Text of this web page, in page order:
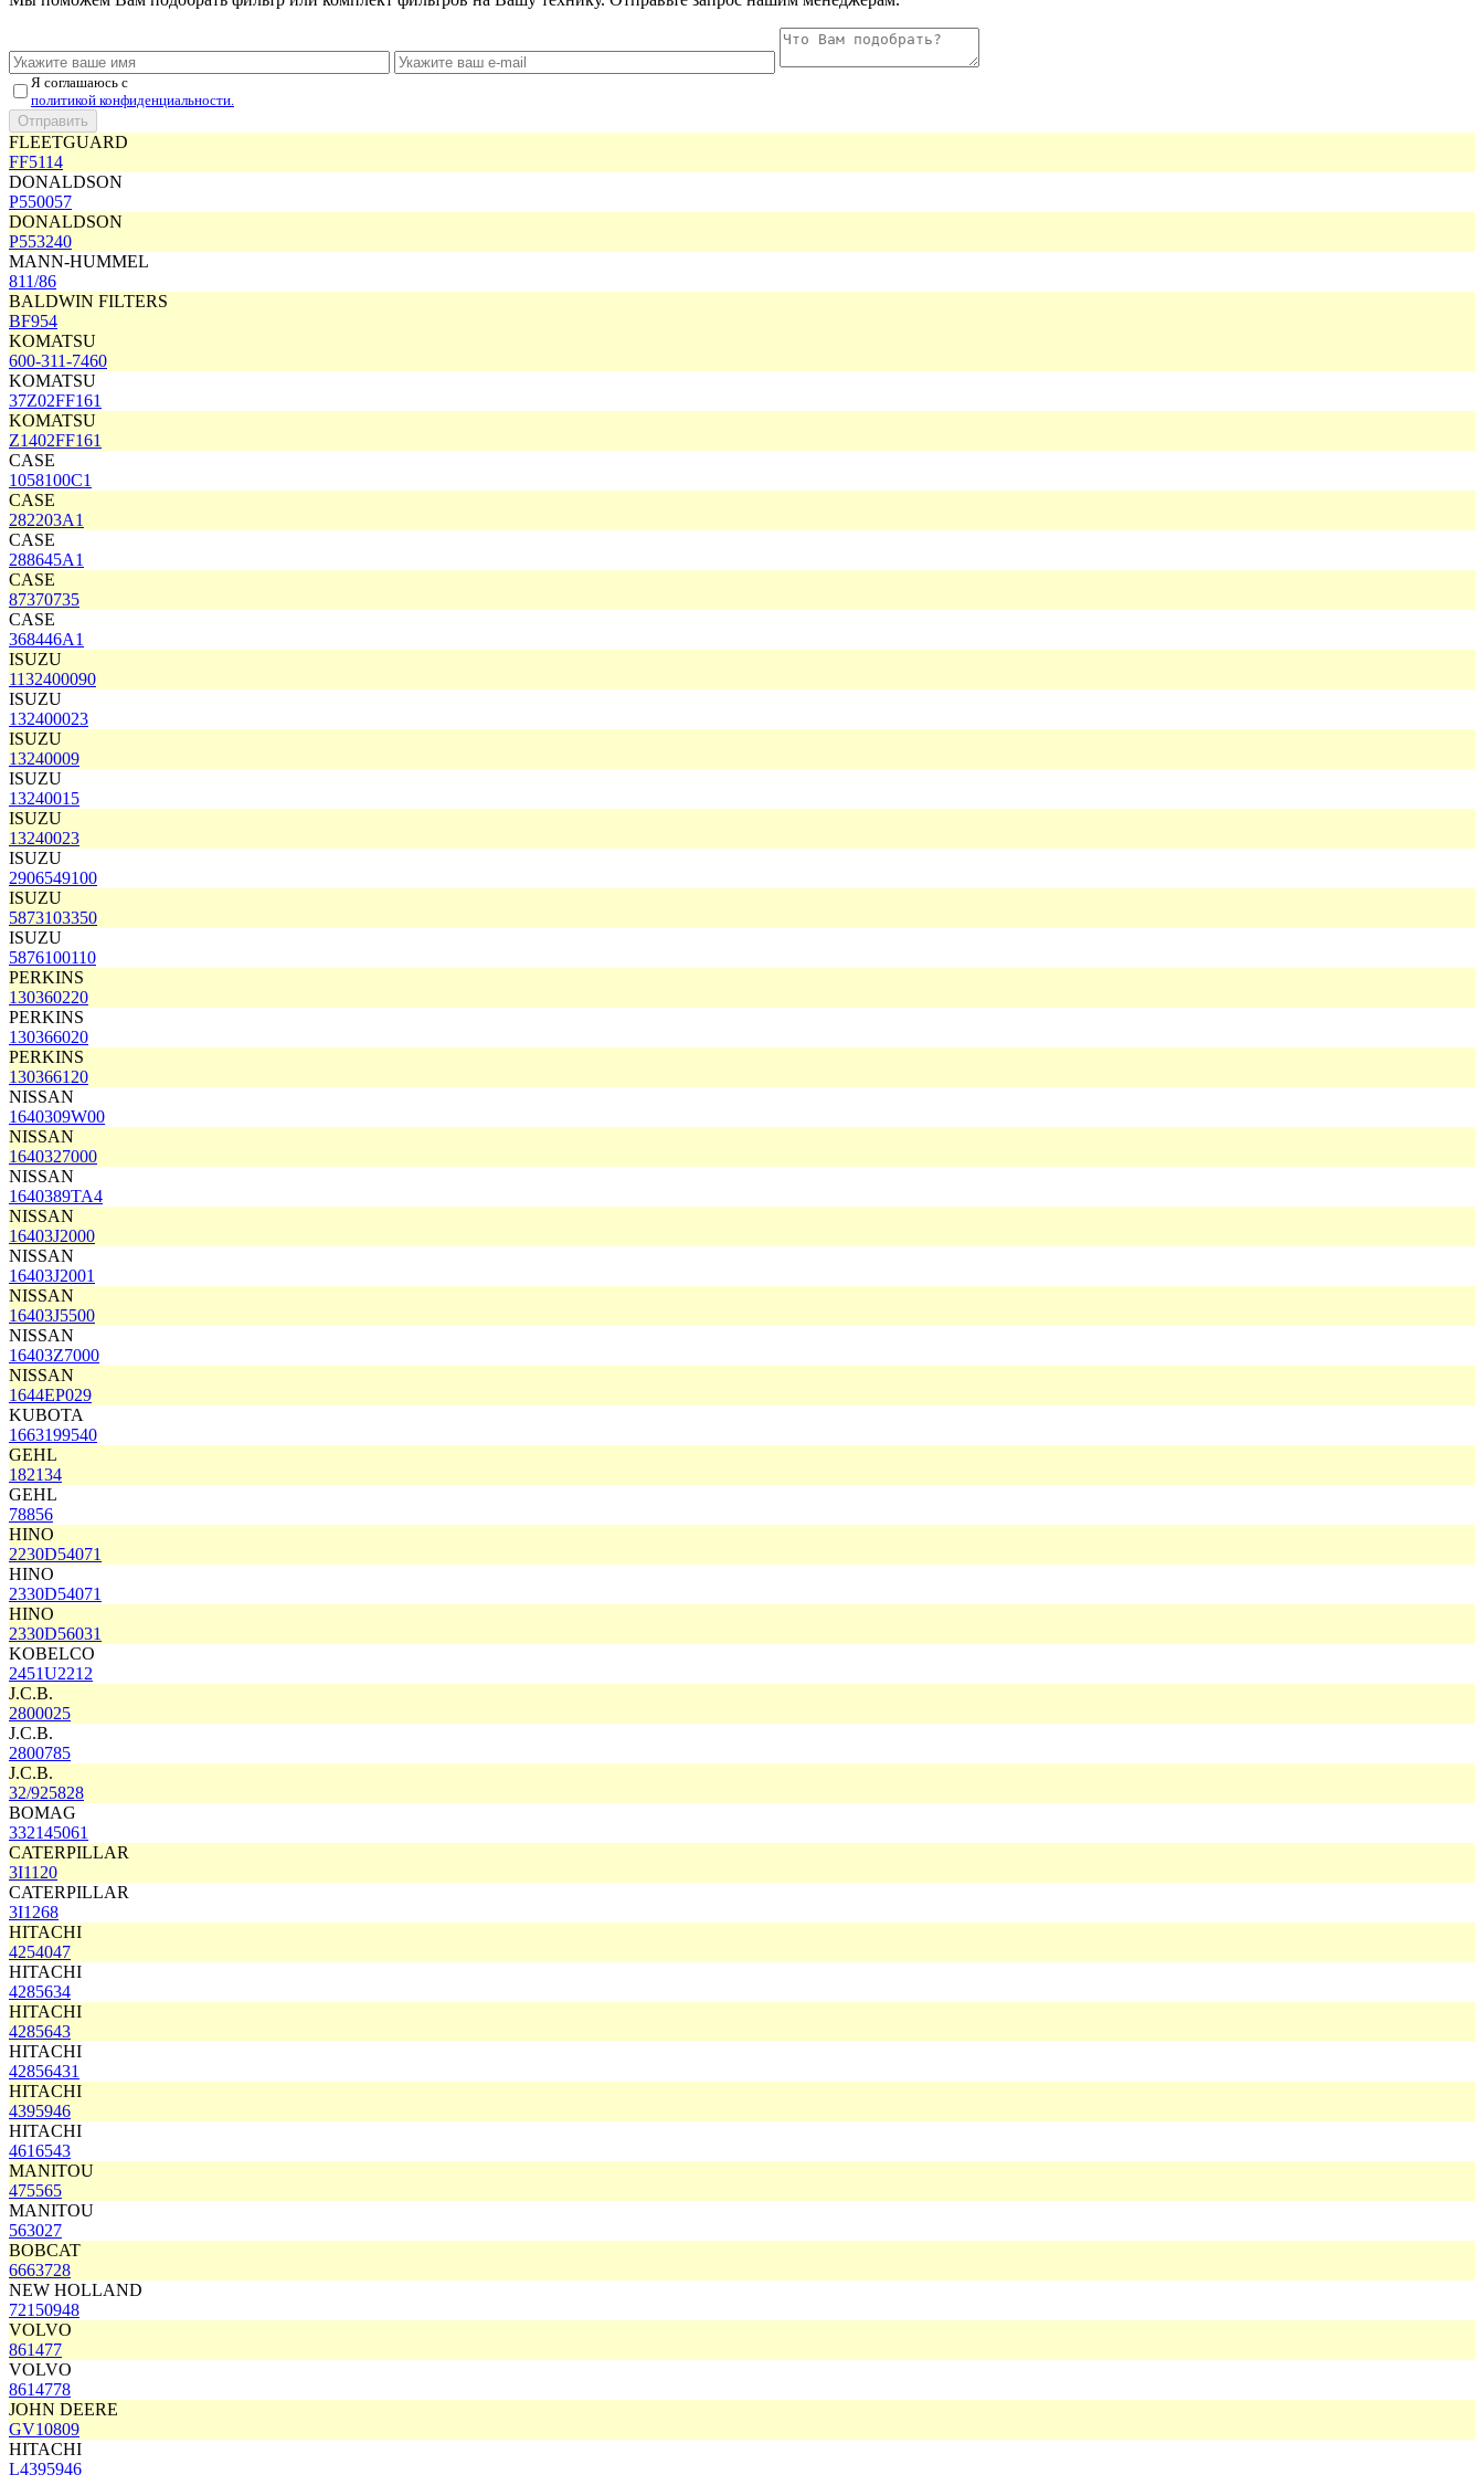
Я соглашаюсь с
политикой конфиденциальности.
FLEETGUARD
FF5114
DONALDSON
P550057
DONALDSON
P553240
MANN-HUMMEL
811/86
BALDWIN FILTERS
BF954
KOMATSU
600-311-7460
KOMATSU
37Z02FF161
KOMATSU
Z1402FF161
CASE
1058100C1
CASE
282203A1
CASE
288645A1
CASE
87370735
CASE
368446A1
ISUZU
1132400090
ISUZU
132400023
ISUZU
13240009
ISUZU
13240015
ISUZU
13240023
ISUZU
2906549100
ISUZU
5873103350
ISUZU
5876100110
PERKINS
130360220
PERKINS
130366020
PERKINS
130366120
NISSAN
1640309W00
NISSAN
1640327000
NISSAN
1640389TA4
NISSAN
16403J2000
NISSAN
16403J2001
NISSAN
16403J5500
NISSAN
16403Z7000
NISSAN
1644EP029
KUBOTA
1663199540
GEHL
182134
GEHL
78856
HINO
2230D54071
HINO
2330D54071
HINO
2330D56031
KOBELCO
2451U2212
J.C.B.
2800025
J.C.B.
2800785
J.C.B.
32/925828
BOMAG
332145061
CATERPILLAR
3I1120
CATERPILLAR
3I1268
HITACHI
4254047
HITACHI
4285634
HITACHI
4285643
HITACHI
42856431
HITACHI
4395946
HITACHI
4616543
MANITOU
475565
MANITOU
563027
BOBCAT
6663728
NEW HOLLAND
72150948
VOLVO
861477
VOLVO
8614778
JOHN DEERE
GV10809
HITACHI
L4395946